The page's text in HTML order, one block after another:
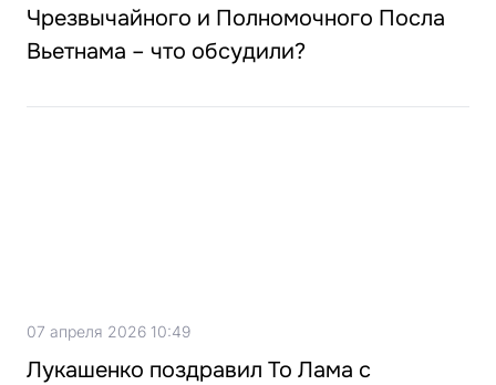
Чрезвычайного и Полномочного Посла
Вьетнама – что обсудили?
07 апреля 2026 10:49
Лукашенко поздравил То Лама с